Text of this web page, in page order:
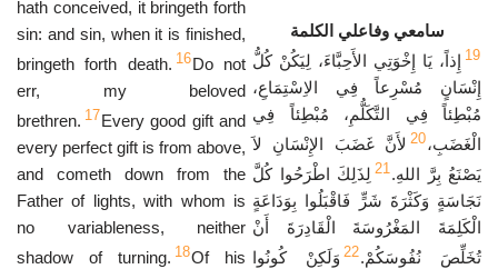
hath conceived, it bringeth forth
sin: and sin, when it is finished,
bringeth forth death. 16Do not
err, my beloved
brethren. 17Every good gift and
every perfect gift is from above,
and cometh down from the
Father of lights, with whom is
no variableness, neither
shadow of turning. 18Of his
سامعي وفاعلي الكلمة
19 إِذاً، يَا إِخْوَتِي الأَحِبَّاءَ، لِيَكُنْ كُلُّ
إِنْسَانٍ مُسْرِعاً فِي الاِسْتِمَاعِ،
مُبْطِئاً فِي التَّكَلُّمِ، مُبْطِئاً فِي
الْغَضَبِ،20 لأَنَّ غَضَبَ الإِنْسَانِ لاَ
يَصْنَعُ بِرَّ اللهِ.21 لِذَلِكَ اطْرَحُوا كُلَّ
نَجَاسَةٍ وَكَثْرَةَ شَرٍّ فَاقْبَلُوا بِوَدَاعَةٍ
الْكَلِمَةَ المَغْرُوسَةَ الْقَادِرَةَ أَنْ
تُخَلِّصَ نُفُوسَكُمْ.22 وَلَكِنْ كُونُوا